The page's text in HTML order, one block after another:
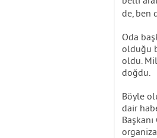
de, ben
Oda
olduğu
oldu.
doğdu.
Böyle
dair